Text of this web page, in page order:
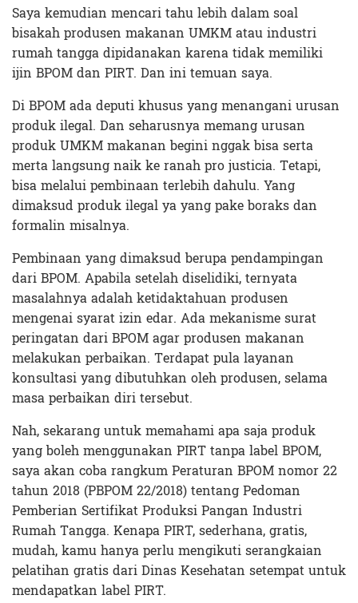
Saya kemudian mencari tahu lebih dalam soal
bisakah produsen makanan UMKM atau industri
rumah tangga dipidanakan karena tidak memiliki
ijin BPOM dan PIRT. Dan ini temuan saya.
Di BPOM ada deputi khusus yang menangani urusan
produk ilegal. Dan seharusnya memang urusan
produk UMKM makanan begini nggak bisa serta
merta langsung naik ke ranah pro justicia. Tetapi,
bisa melalui pembinaan terlebih dahulu. Yang
dimaksud produk ilegal ya yang pake boraks dan
formalin misalnya.
Pembinaan yang dimaksud berupa pendampingan
dari BPOM. Apabila setelah diselidiki, ternyata
masalahnya adalah ketidaktahuan produsen
mengenai syarat izin edar. Ada mekanisme surat
peringatan dari BPOM agar produsen makanan
melakukan perbaikan. Terdapat pula layanan
konsultasi yang dibutuhkan oleh produsen, selama
masa perbaikan diri tersebut.
Nah, sekarang untuk memahami apa saja produk
yang boleh menggunakan PIRT tanpa label BPOM,
saya akan coba rangkum Peraturan BPOM nomor 22
tahun 2018 (PBPOM 22/2018) tentang Pedoman
Pemberian Sertifikat Produksi Pangan Industri
Rumah Tangga. Kenapa PIRT, sederhana, gratis,
mudah, kamu hanya perlu mengikuti serangkaian
pelatihan gratis dari Dinas Kesehatan setempat untuk
mendapatkan label PIRT.